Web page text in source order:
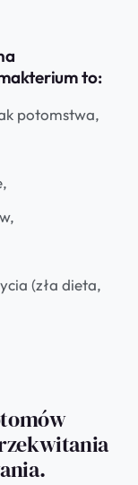
to:
potomstwa,
(zła dieta,